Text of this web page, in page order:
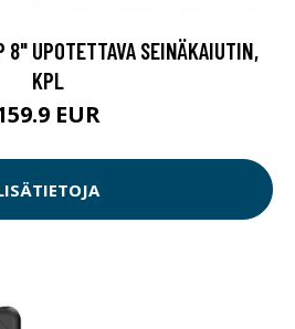
8" UPOTETTAVA SEINÄKAIUTIN,
KPL
EUR